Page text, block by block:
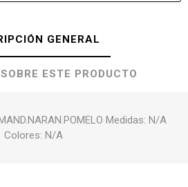
GENERAL
ESTE PRODUCTO
Medidas: N/A
Colores: N/A